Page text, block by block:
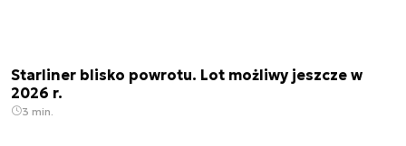
Starliner blisko powrotu. Lot możliwy jeszcze w
2026 r.
3 min.